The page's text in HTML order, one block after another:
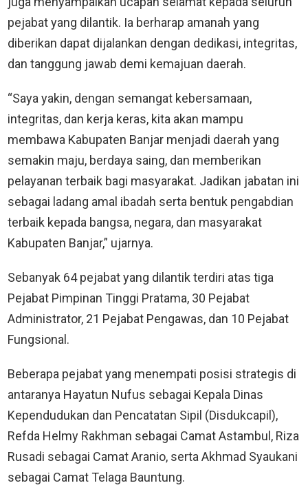
pejabat yang dilantik. Ia berharap amanah yang
diberikan dapat dijalankan dengan dedikasi, integritas,
dan tanggung jawab demi kemajuan daerah.
“Saya yakin, dengan semangat kebersamaan,
integritas, dan kerja keras, kita akan mampu
membawa Kabupaten Banjar menjadi daerah yang
semakin maju, berdaya saing, dan memberikan
pelayanan terbaik bagi masyarakat. Jadikan jabatan ini
sebagai ladang amal ibadah serta bentuk pengabdian
terbaik kepada bangsa, negara, dan masyarakat
Kabupaten Banjar,” ujarnya.
Sebanyak 64 pejabat yang dilantik terdiri atas tiga
Pejabat Pimpinan Tinggi Pratama, 30 Pejabat
Administrator, 21 Pejabat Pengawas, dan 10 Pejabat
Fungsional.
Beberapa pejabat yang menempati posisi strategis di
antaranya Hayatun Nufus sebagai Kepala Dinas
Kependudukan dan Pencatatan Sipil (Disdukcapil),
Refda Helmy Rakhman sebagai Camat Astambul, Riza
Rusadi sebagai Camat Aranio, serta Akhmad Syaukani
sebagai Camat Telaga Bauntung.